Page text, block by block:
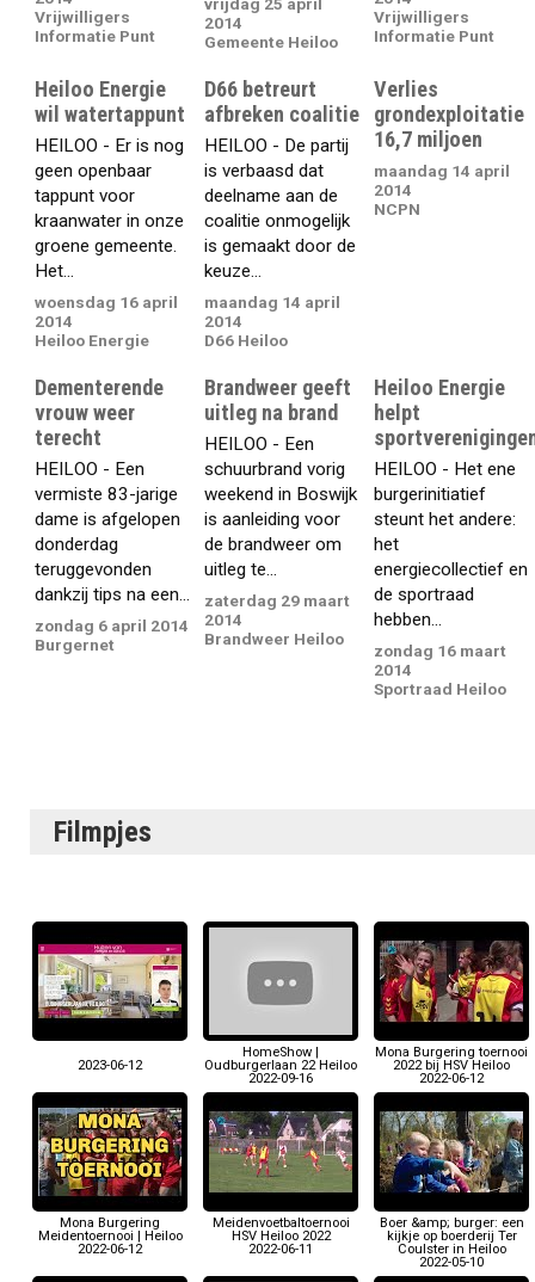
Vrijwilligers
Informatie Punt
vrijdag 25 april
2014
Gemeente Heiloo
Vrijwilligers
Informatie Punt
Heiloo Energie
wil watertappunt
HEILOO - Er is nog
geen openbaar
tappunt voor
kraanwater in onze
groene gemeente.
Het...
woensdag 16 april
2014
Heiloo Energie
D66 betreurt
afbreken coalitie
HEILOO - De partij
is verbaasd dat
deelname aan de
coalitie onmogelijk
is gemaakt door de
keuze...
maandag 14 april
2014
D66 Heiloo
Verlies
grondexploitatie
16,7 miljoen
maandag 14 april
2014
NCPN
Dementerende
vrouw weer
terecht
HEILOO - Een
vermiste 83-jarige
dame is afgelopen
donderdag
teruggevonden
dankzij tips na een...
zondag 6 april 2014
Burgernet
Brandweer geeft
uitleg na brand
HEILOO - Een
schuurbrand vorig
weekend in Boswijk
is aanleiding voor
de brandweer om
uitleg te...
zaterdag 29 maart
2014
Brandweer Heiloo
Heiloo Energie
helpt
HEILOO - Het ene
burgerinitiatief
steunt het andere:
het
energiecollectief en
de sportraad
hebben...
zondag 16 maart
2014
Sportraad Heiloo
Filmpjes
2023-06-12
HomeShow |
Oudburgerlaan 22 Heiloo
2022-09-16
Mona Burgering toernooi
2022 bij HSV Heiloo
2022-06-12
Mona Burgering
Meidentoernooi | Heiloo
2022-06-12
Meidenvoetbaltoernooi
HSV Heiloo 2022
2022-06-11
Boer &amp; burger: een
kijkje op boerderij Ter
Coulster in Heiloo
2022-05-10